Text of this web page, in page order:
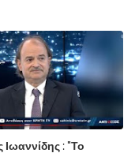
Ιωαννίδης : "Το